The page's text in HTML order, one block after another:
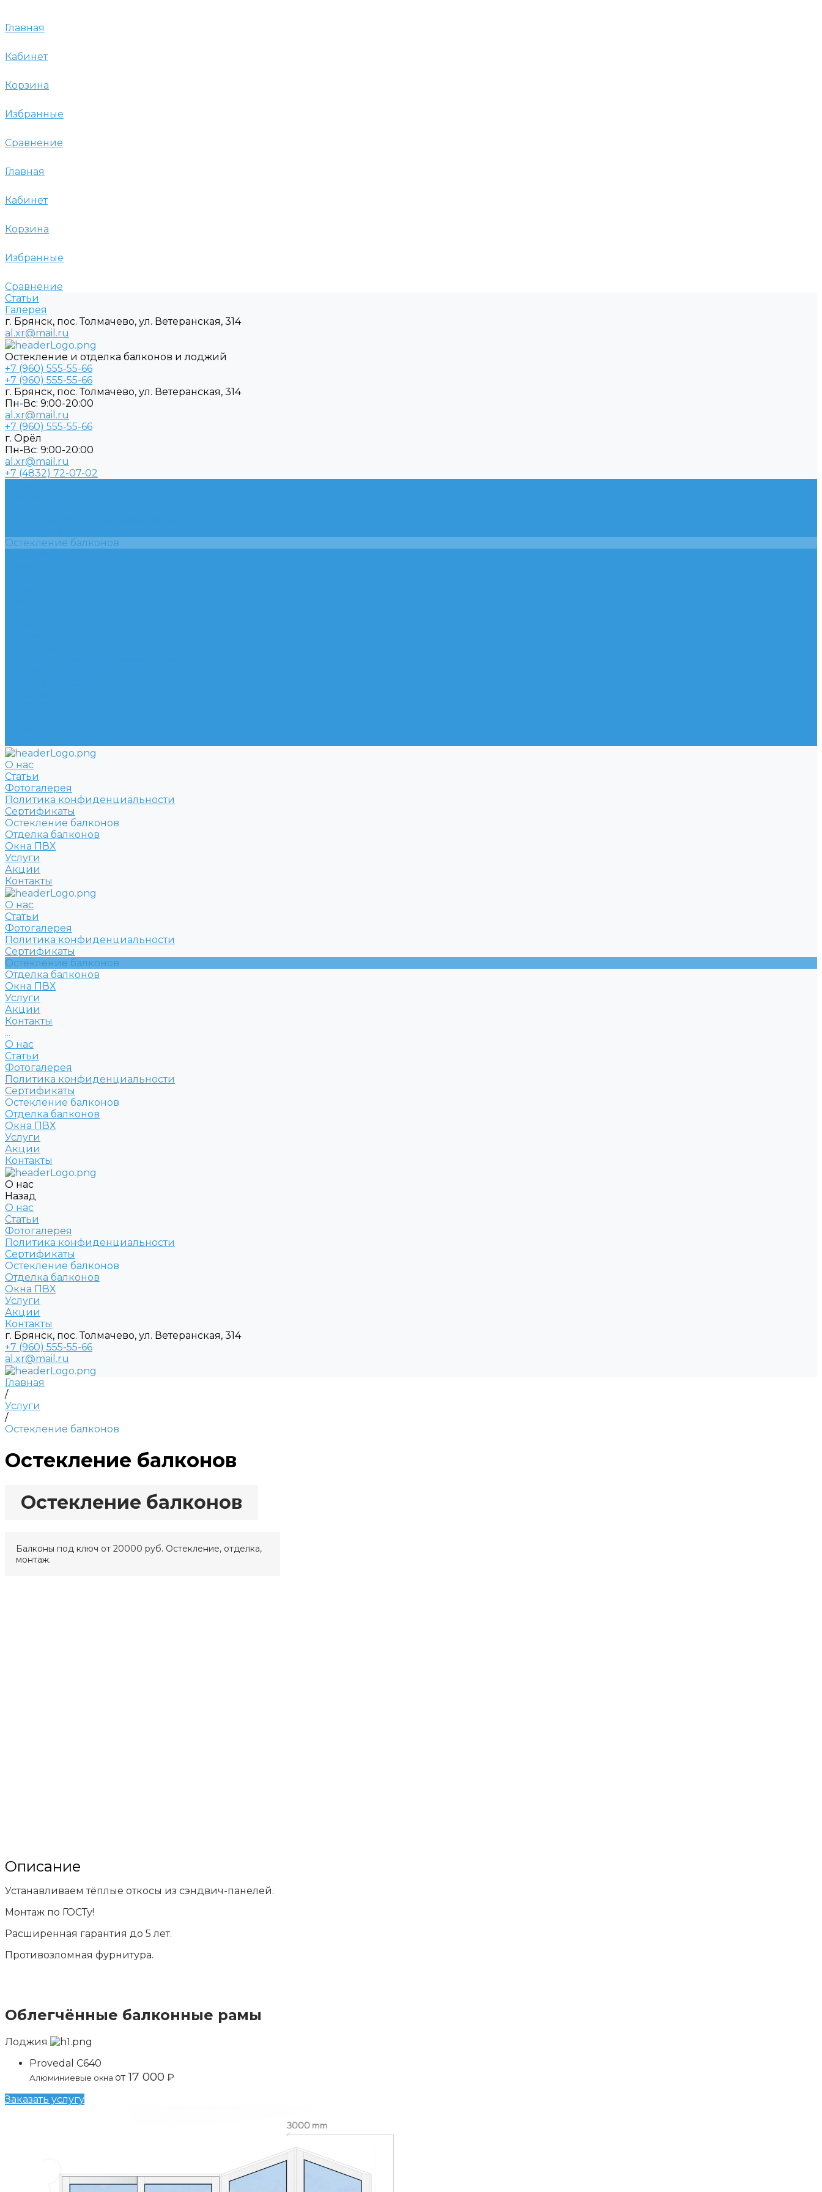
Главная
Кабинет
Корзина
Избранные
Сравнение
Главная
Кабинет
Корзина
Избранные
Сравнение
Статьи
Галерея
г. Брянск, пос. Толмачево, ул. Ветеранская, 314
al.xr@mail.ru
Остекление и отделка балконов и лоджий
+7 (960) 555-55-66
+7 (960) 555-55-66
г. Брянск, пос. Толмачево, ул. Ветеранская, 314
Пн-Вс: 9:00-20:00
al.xr@mail.ru
+7 (960) 555-55-66
г. Орёл
Пн-Вс: 9:00-20:00
al.xr@mail.ru
+7 (4832) 72-07-02
Остекление балконов
О нас
Статьи
Фотогалерея
Политика конфиденциальности
Сертификаты
Остекление балконов
Отделка балконов
Окна ПВХ
Услуги
Акции
Контакты
О нас
Статьи
Фотогалерея
Политика конфиденциальности
Сертификаты
Остекление балконов
Отделка балконов
Окна ПВХ
Услуги
Акции
Контакты
...
О нас
Статьи
Фотогалерея
Политика конфиденциальности
Сертификаты
Остекление балконов
Отделка балконов
Окна ПВХ
Услуги
Акции
Контакты
О нас
Назад
О нас
Статьи
Фотогалерея
Политика конфиденциальности
Сертификаты
Остекление балконов
Отделка балконов
Окна ПВХ
Услуги
Акции
Контакты
г. Брянск, пос. Толмачево, ул. Ветеранская, 314
+7 (960) 555-55-66
al.xr@mail.ru
Главная
/
Услуги
/
Остекление балконов
Остекление балконов
Остекление балконов
Балконы под ключ от 20000 руб. Остекление, отделка,
монтаж.
Описание
Устанавливаем тёплые откосы из сэндвич-панелей.
Монтаж по ГОСТу!
Расширенная гарантия до 5 лет.
Противозломная фурнитура.
Облегчённые балконные рамы
Лоджия
Provedal C640
Алюминиевые окна от17 000 ₽
Заказать услугу